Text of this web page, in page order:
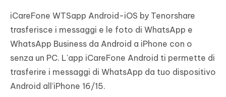
iCareFone WTSapp Android-iOS by Tenorshare
trasferisce i messaggi e le foto di WhatsApp e
WhatsApp Business da Android a iPhone con o
senza un PC. L'app iCareFone Android ti permette di
trasferire i messaggi di WhatsApp da tuo dispositivo
Android all'iPhone 16/15.